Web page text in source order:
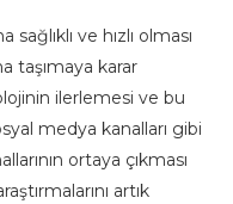
ve hızlı olması
taşımaya karar
ilerlemesi ve bu
medya kanalları gibi
ortaya çıkması
artık